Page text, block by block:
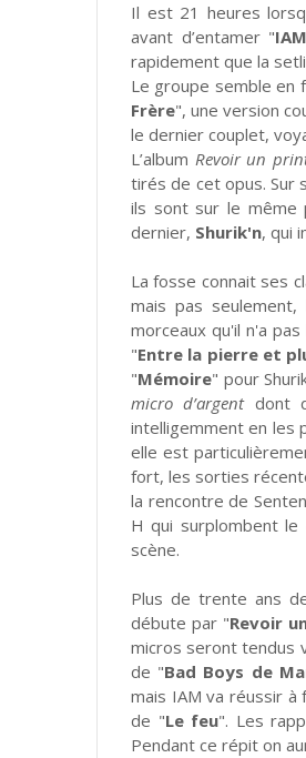
Il est 21 heures
avant d’entamer "
rapidement que la
Le groupe semble en
Frère", une version
le dernier couplet,
L’album Revoir un
tirés de cet opus. Sur
ils sont sur le même
dernier, Shurik'n, qui
La fosse connait ses
mais pas
morceaux qu'il n'a
"Entre la pierre et
"Mémoire" pour
micro d’argentdont
intelligemment en les
elle est
fort, les sorties
la rencontre de
H qui surplombent
scène.
Plus de trente ans
débute par "Revoir
micros seront tendus
de "Bad Boys de
mais IAM va réussir à
de "Le feu". Les
Pendant ce répit on